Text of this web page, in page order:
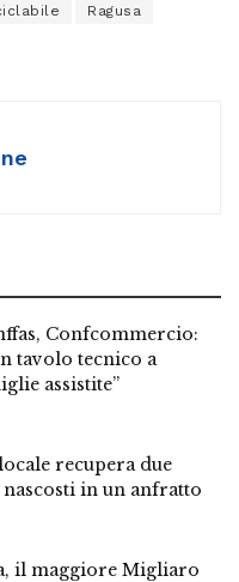
Ragusa
Confcommercio:
tavolo tecnico a
assistite”
recupera due
in un anfratto
il maggiore Migliaro